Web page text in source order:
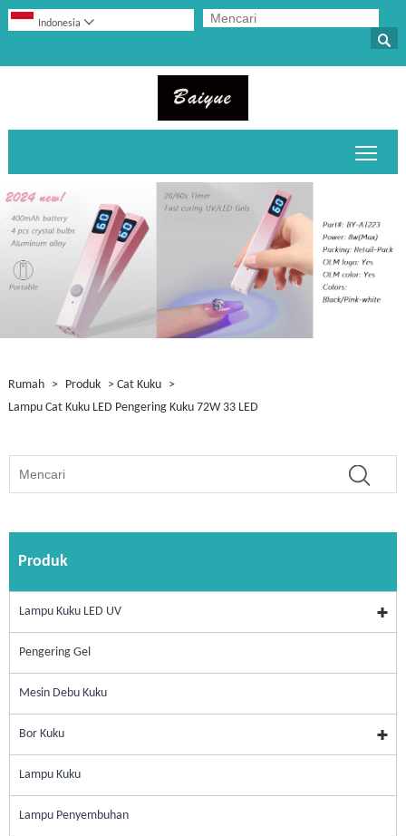

Indonesia 
Rumah > Produk > Cat Kuku
>
Lampu Cat Kuku LED Pengering Kuku 72W 33 LED
Produk
Lampu Kuku LED UV
Pengering Gel
Mesin Debu Kuku
Bor Kuku
Lampu Kuku
Lampu Penyembuhan